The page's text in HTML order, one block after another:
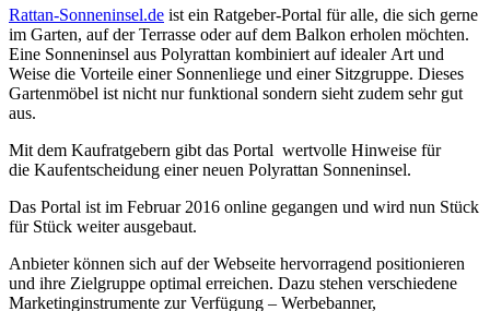
Rattan-Sonneninsel.de ist ein Ratgeber-Portal für alle, die sich gerne
im Garten, auf der Terrasse oder auf dem Balkon erholen möchten.
Eine Sonneninsel aus Polyrattan kombiniert auf idealer Art und
Weise die Vorteile einer Sonnenliege und einer Sitzgruppe. Dieses
Gartenmöbel ist nicht nur funktional sondern sieht zudem sehr gut
aus.
Mit dem Kaufratgebern gibt das Portal wertvolle Hinweise für
die Kaufentscheidung einer neuen Polyrattan Sonneninsel.
Das Portal ist im Februar 2016 online gegangen und wird nun Stück
für Stück weiter ausgebaut.
Anbieter können sich auf der Webseite hervorragend positionieren
und ihre Zielgruppe optimal erreichen. Dazu stehen verschiedene
Marketinginstrumente zur Verfügung – Werbebanner,